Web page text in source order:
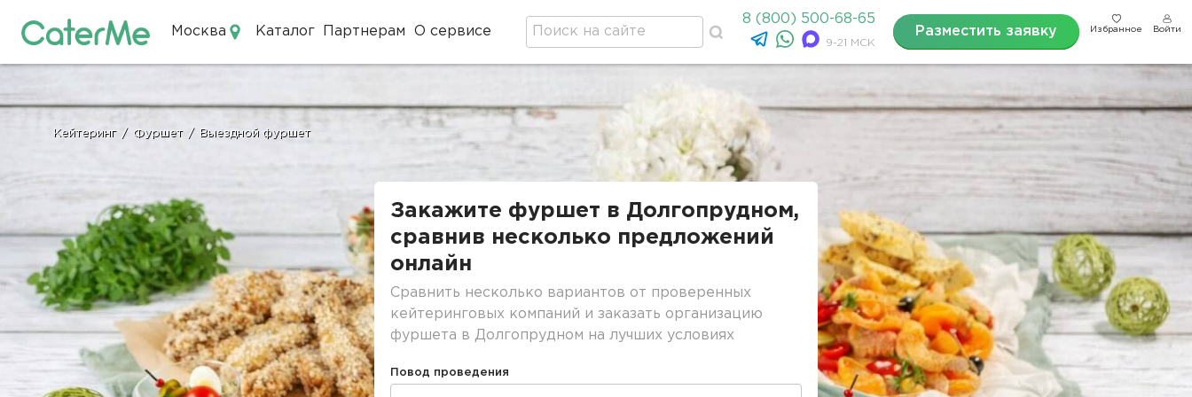
Москва Каталог Партнерам О сервисе
8 (800) 500-68-65
9-21 МСК
Разместить заявку Избранное Войти
Строка
Кейтеринг / Фуршет / Выездной фуршет
Закажите фуршет в Долгопрудном,
сравнив несколько предложений
онлайн
Сравнить несколько вариантов от проверенных
кейтеринговых компаний и заказать организацию
фуршета в Долгопрудном на лучших условиях
Повод проведения